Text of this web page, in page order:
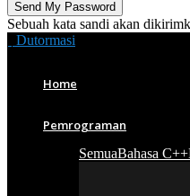
Sebuah kata sandi akan
Dutormasi
Home
Pemrograman
SemuaBahasa C++